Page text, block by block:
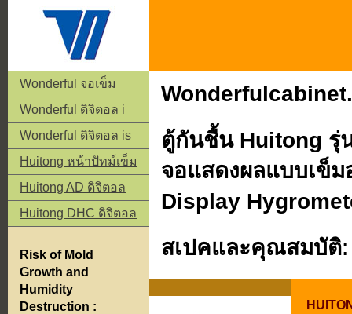
Wonderful จอเข็ม
Wonderful ดิจิตอล i
Wonderful ดิจิตอล is
Huitong หน้าปัทม์เข็ม
Huitong AD ดิจิตอล
Huitong DHC ดิจิตอล
Risk of Mold
Growth and
Humidity
Destruction :
ตู้กันชื้น Huitong รุ่
จอแสดงผลแบบเข็
Display
สเปคและคุณสมบัติ: